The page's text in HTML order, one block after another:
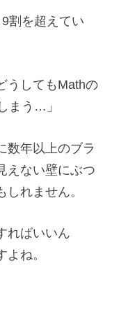
割を超えてい
うしてもMathの
まう…」
数年以上のブラ
えない壁にぶつ
れません。
ればいいん
ね。